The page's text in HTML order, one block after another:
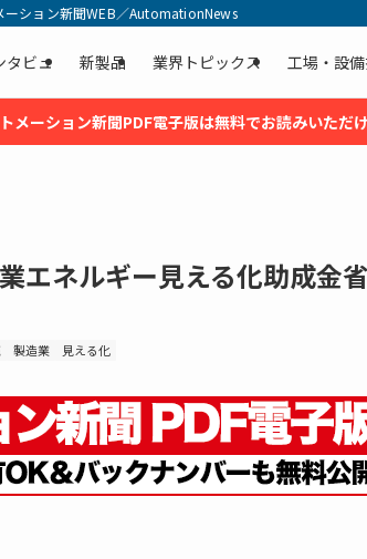
ション新聞WEB／AutomationNews
タビュ 新製品 業界トピックス 工場・設
メーション新聞PDF電子版は無料でお読みいただ
エネルギー見える化助成金
製造業 見える化